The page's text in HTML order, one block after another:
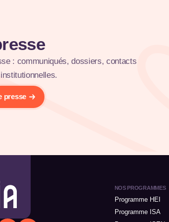
: communiqués, dossiers, contacts
presse
NOS PROGRAMMES
Programme HEI
Programme ISA